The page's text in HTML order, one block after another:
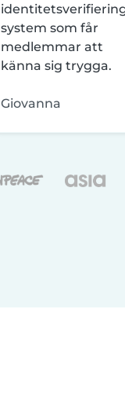
system som får
medlemmar att
känna sig trygga.
Giovanna